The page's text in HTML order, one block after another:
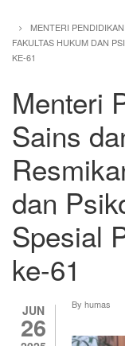
MENTERI
FAKULTAS HUKUM DAN
KE-61
Menteri
Sains
dan
Spesial
ke-61
JUN
26
By humas